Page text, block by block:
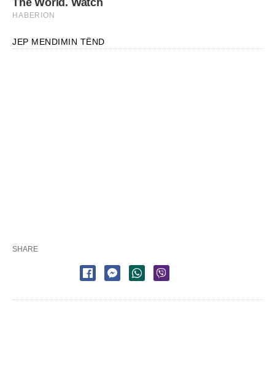
JEP MENDIMIN TËND
SHARE